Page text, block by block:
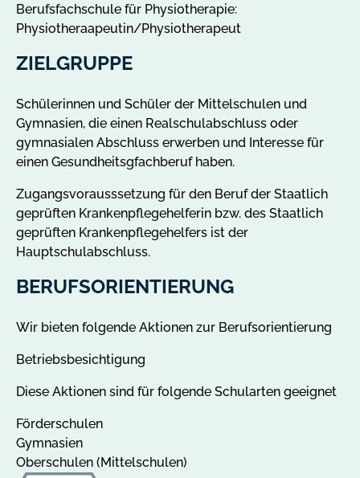
Berufsfachschule für Physiotherapie:
Physiotheraapeutin/Physiotherapeut
ZIELGRUPPE
Schülerinnen und Schüler der Mittelschulen und
Gymnasien, die einen Realschulabschluss oder
gymnasialen Abschluss erwerben und Interesse für
einen Gesundheitsgfachberuf haben.
Zugangsvorausssetzung für den Beruf der Staatlich
geprüften Krankenpflegehelferin bzw. des Staatlich
geprüften Krankenpflegehelfers ist der
Hauptschulabschluss.
BERUFSORIENTIERUNG
Wir bieten folgende Aktionen zur Berufsorientierung
Betriebsbesichtigung
Diese Aktionen sind für folgende Schularten geeignet
Förderschulen
Gymnasien
Oberschulen (Mittelschulen)